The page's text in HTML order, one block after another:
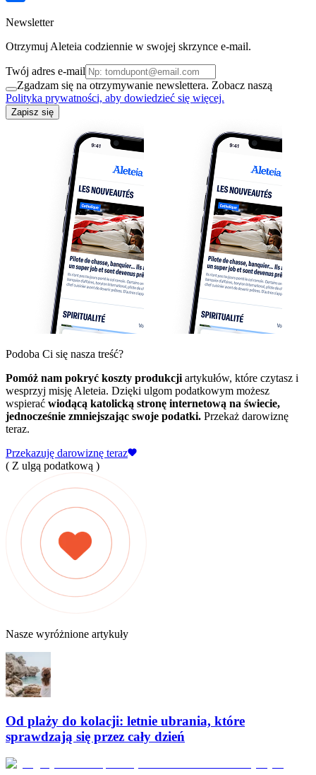
Newsletter
Otrzymuj Aleteia codziennie w swojej skrzynce e-mail.
Twój adres e-mail
Zgadzam się na otrzymywanie newslettera. Zobacz naszą
Polityka prywatności, aby dowiedzieć się więcej.
Zapisz się
Podoba Ci się nasza treść?
Pomóż nam pokryć koszty produkcji artykułów, które czytasz i
wesprzyj misję Aleteia. Dzięki ulgom podatkowym możesz
wspierać wiodącą katolicką stronę internetową na świecie,
jednocześnie zmniejszając swoje podatki. Przekaż darowiznę
teraz.
Przekazuję darowiznę teraz
( Z ulgą podatkową )
Nasze wyróżnione artykuły
Od plaży do kolacji: letnie ubrania, które
sprawdzają się przez cały dzień